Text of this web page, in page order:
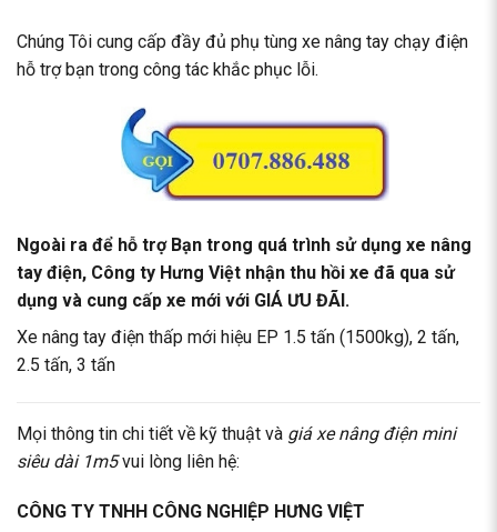
Chúng Tôi cung cấp đầy đủ phụ tùng xe nâng tay chạy điện
hỗ trợ bạn trong công tác khắc phục lỗi.
Ngoài ra để hỗ trợ Bạn trong quá trình sử dụng xe nâng
tay điện, Công ty Hưng Việt nhận thu hồi xe đã qua sử
dụng và cung cấp xe mới với GIÁ ƯU ĐÃI.
Xe nâng tay điện thấp mới hiệu EP 1.5 tấn (1500kg), 2 tấn,
2.5 tấn, 3 tấn
Mọi thông tin chi tiết về kỹ thuật và giá xe nâng điện mini
siêu dài 1m5vui lòng liên hệ:
CÔNG TY TNHH CÔNG NGHIỆP HƯNG VIỆT